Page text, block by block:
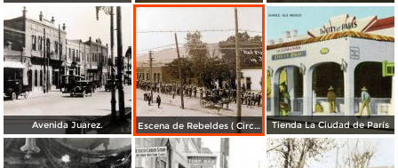
Avenida Juarez. Escena de Rebeldes ( Circulada el 8 de Diciembre de 1913 ). Tienda La Ciudad de París